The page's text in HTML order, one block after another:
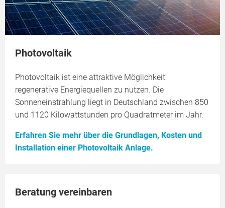
Photovoltaik
Photovoltaik ist eine attraktive Möglichkeit
regenerative Energiequellen zu nutzen. Die
Sonneneinstrahlung liegt in Deutschland zwischen 850
und 1120 Kilowattstunden pro Quadratmeter im Jahr.
Erfahren Sie mehr über die Grundlagen, Kosten und
Installation einer Photovoltaik Anlage.
Beratung vereinbaren